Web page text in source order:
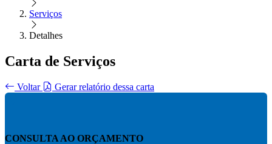
Serviços
Detalhes
Carta de Serviços
Voltar Gerar relatório dessa carta
CONSULTA AO ORÇAMENTO